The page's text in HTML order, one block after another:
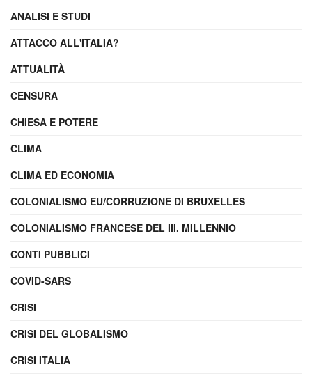
ANALISI E STUDI
ATTACCO ALL'ITALIA?
ATTUALITÀ
CENSURA
CHIESA E POTERE
CLIMA
CLIMA ED ECONOMIA
COLONIALISMO EU/CORRUZIONE DI BRUXELLES
COLONIALISMO FRANCESE DEL III. MILLENNIO
CONTI PUBBLICI
COVID-SARS
CRISI
CRISI DEL GLOBALISMO
CRISI ITALIA